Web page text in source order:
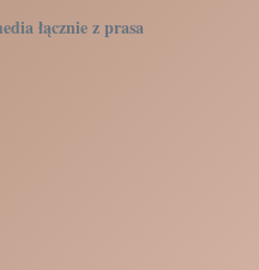
łącznie z prasa